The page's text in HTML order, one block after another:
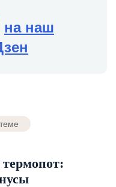
на наш